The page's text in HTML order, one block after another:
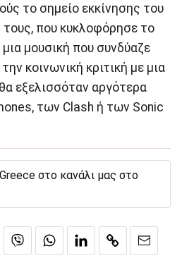
το σημείο εκκίνησης του
που κυκλοφόρησε το
μουσική που συνδύαζε
κοινωνική κριτική με μια
εξελισσόταν αργότερα
των Clash ή των Sonic
στο κανάλι μας στο